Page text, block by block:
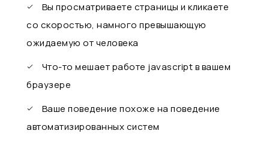
Вы просматриваете страницы и кликаете
со скоростью, намного превышающую
ожидаемую от человека
Что-то мешает работе javascript в вашем
браузере
Ваше поведение похоже на поведение
автоматизированных систем